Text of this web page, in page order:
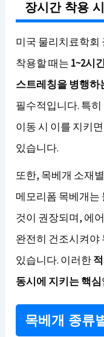
장시간 착용
미국 물리치료학회
착용할 때는 1~2시
스트레칭을 병행하
필수적입니다. 특
이동 시 이를 지키
있습니다.
또한, 목베개 소재
메모리폼 목베개는
것이 권장되며, 에
완전히 건조시켜야
있습니다. 이러한
동시에 지키는 핵심
목베개 종류